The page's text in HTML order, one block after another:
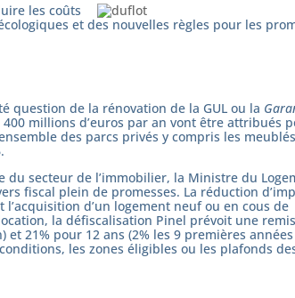
les coûts
et des nouvelles règles pour les
question de la rénovation de la GUL ou la
millions d’euros par an vont être attribués
des parcs privés y compris les
du secteur de l’immobilier, la Ministre du
fiscal plein de promesses. La réduction
d’un logement neuf ou en cous de
la défiscalisation Pinel prévoit une
21% pour 12 ans (2% les 9 premières
les zones éligibles ou les plafonds